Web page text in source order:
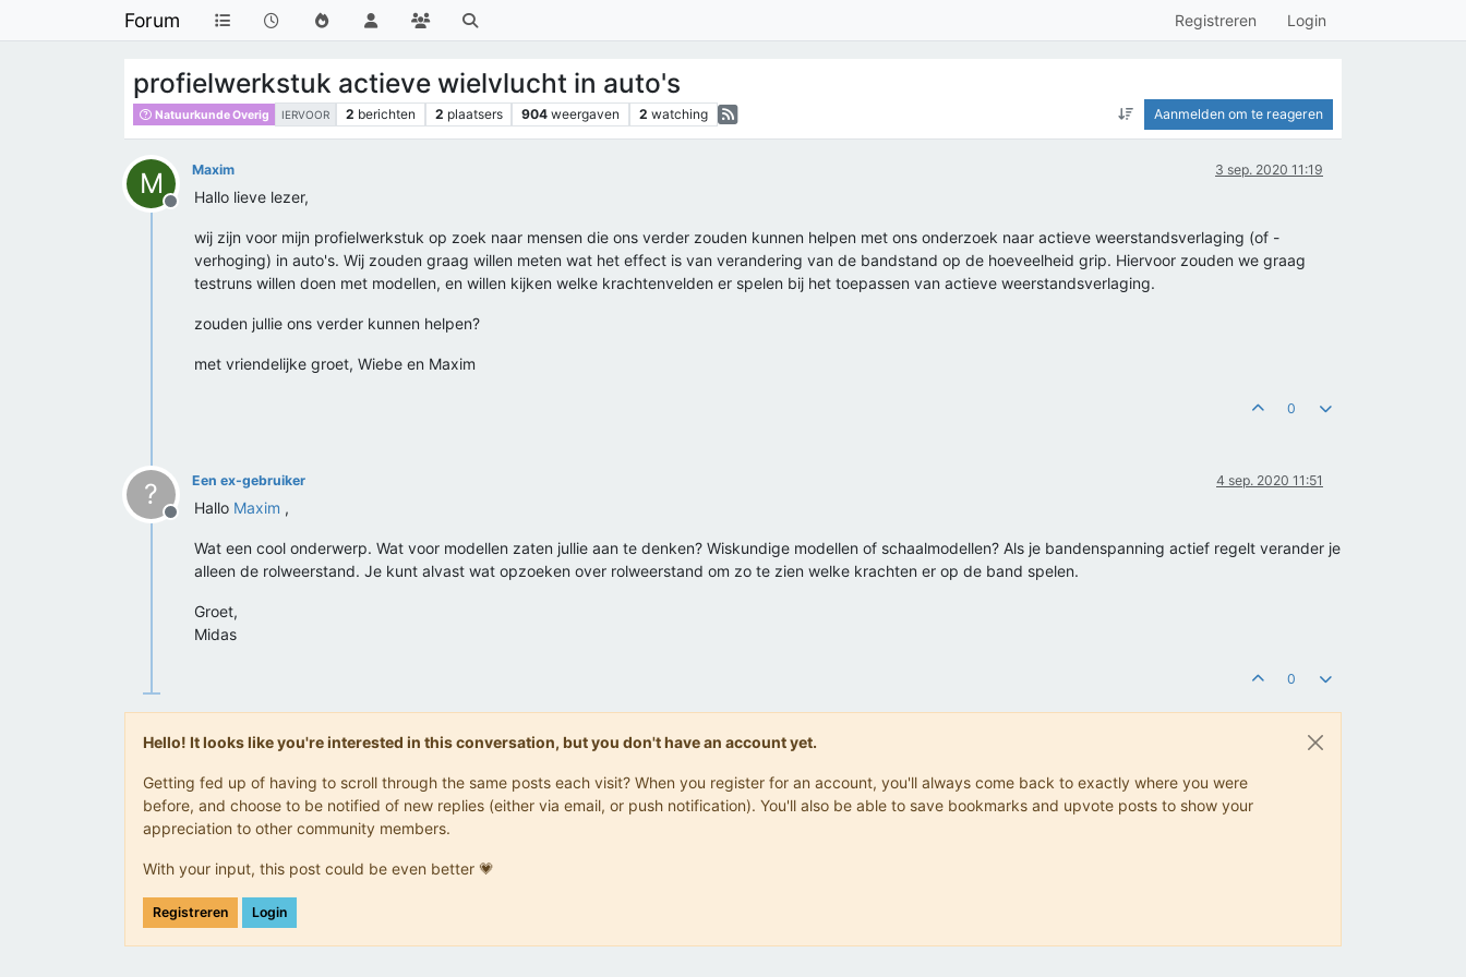
Forum Registreren Login
profielwerkstuk actieve wielvlucht in auto's
Natuurkunde Overig IERVOOR 2 berichten 2 plaatsers 904 weergaven 2 watching Aanmelden om te reageren
M
Offline
Maxim 3 sep. 2020 11:19
Hallo lieve lezer,
wij zijn voor mijn profielwerkstuk op zoek naar mensen die ons verder zouden kunnen helpen met ons onderzoek naar actieve weerstandsverlaging (of -
verhoging) in auto's. Wij zouden graag willen meten wat het effect is van verandering van de bandstand op de hoeveelheid grip. Hiervoor zouden we graag
testruns willen doen met modellen, en willen kijken welke krachtenvelden er spelen bij het toepassen van actieve weerstandsverlaging.
zouden jullie ons verder kunnen helpen?
met vriendelijke groet, Wiebe en Maxim
0
?
Offline
Een ex-gebruiker 4 sep. 2020 11:51
Hallo Maxim ,
Wat een cool onderwerp. Wat voor modellen zaten jullie aan te denken? Wiskundige modellen of schaalmodellen? Als je bandenspanning actief regelt verander je
alleen de rolweerstand. Je kunt alvast wat opzoeken over rolweerstand om zo te zien welke krachten er op de band spelen.
Groet,
Midas
0
Hello! It looks like you're interested in this conversation, but you don't have an account yet.
Getting fed up of having to scroll through the same posts each visit? When you register for an account, you'll always come back to exactly where you were
before, and choose to be notified of new replies (either via email, or push notification). You'll also be able to save bookmarks and upvote posts to show your
appreciation to other community members.
With your input, this post could be even better 💗
Registreren Login